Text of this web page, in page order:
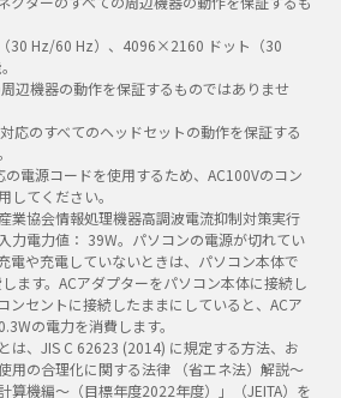
30 Hz/60 Hz）、4096×2160 ドット（30
辺機器の動作を保証するものではありませ
応のすべてのヘッドセットの動作を保証する
の電源コードを使用するため、AC100Vのコン
してください。
業協会情報処理機器高調波電流抑制対策実行
力電力値： 39W。パソコンの電源が切れてい
電や充電していないときは、パソコン本体で
ます。ACアダプターをパソコン本体に接続し
ンセントに接続したままにしていると、ACア
の電力を消費します。
は、JIS C 62623 (2014) に規定する方法、お
用の合理化に関する法律 （省エネ法）解説～
算機編～（目標年度2022年度）」（JEITA）を